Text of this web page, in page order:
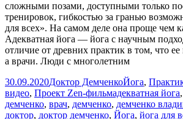
сложными позами, доступными только
тренировок, гибкостью за гранью
для всех». На самом деле она проще чем
Адекватная йога — йога с научным
отличие от древних практик в том, что
а врачи. Люди с многолетним
Опубликовано
30.09.2020Автор
Доктор ДемченкоРубрики
Йога,
видео, Проект Zen-фильмМетки
адекватная йога,
демченко, врач, демченко, демченко
доктор, доктор демченко, Йога, йога для